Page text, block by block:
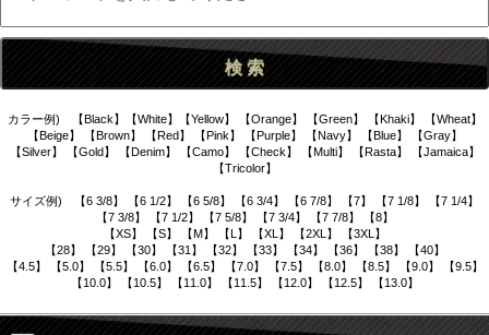
カラー例) 【Black】【White】【Yellow】 【Orange】 【Green】 【Khaki】 【Wheat】
【Beige】 【Brown】 【Red】 【Pink】 【Purple】 【Navy】 【Blue】 【Gray】
【Silver】 【Gold】 【Denim】 【Camo】 【Check】 【Multi】 【Rasta】 【Jamaica】
【Tricolor】
サイズ例) 【6 3/8】 【6 1/2】 【6 5/8】 【6 3/4】 【6 7/8】 【7】 【7 1/8】 【7 1/4】
【7 3/8】 【7 1/2】 【7 5/8】 【7 3/4】 【7 7/8】 【8】
【XS】 【S】 【M】 【L】 【XL】 【2XL】 【3XL】
【28】 【29】 【30】 【31】 【32】 【33】 【34】 【36】 【38】 【40】
【4.5】 【5.0】 【5.5】 【6.0】 【6.5】 【7.0】 【7.5】 【8.0】 【8.5】 【9.0】 【9.5】
【10.0】 【10.5】 【11.0】 【11.5】 【12.0】 【12.5】 【13.0】